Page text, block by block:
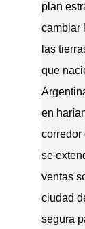
plan
cambiar
las
que
en
corredor
se
ventas
ciudad
segura